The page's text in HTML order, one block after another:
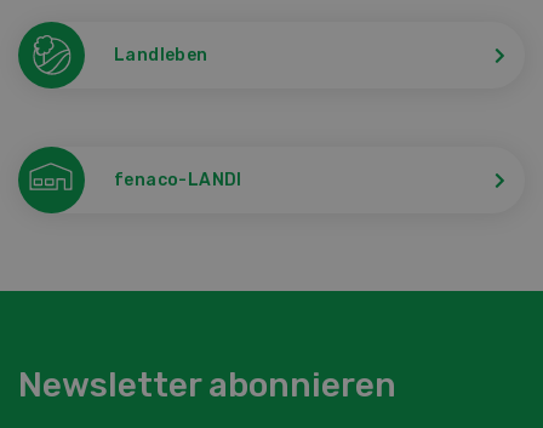
Landleben
fenaco-LANDI
Newsletter abonnieren